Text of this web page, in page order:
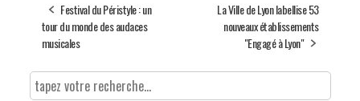
Festival du Péristyle : un
tour du monde des audaces
musicales
La Ville de Lyon labellise 53
nouveaux établissements
"Engagé à Lyon"